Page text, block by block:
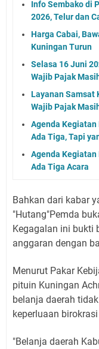
Info Sembako di
2026, Telur dan
Harga Cabai,
Kuningan Turun
Selasa 16 Juni
Wajib Pajak
Layanan Samsat
Wajib Pajak
Agenda
Ada Tiga, Tapi
Agenda Kegiatan
Ada Tiga Acara
Bahkan dari kabar
"Hutang"Pemda
Kegagalan ini bukti
anggaran dengan
Menurut Pakar
pituin Kuningan
belanja daerah
keperluaan
"Belanja daerah